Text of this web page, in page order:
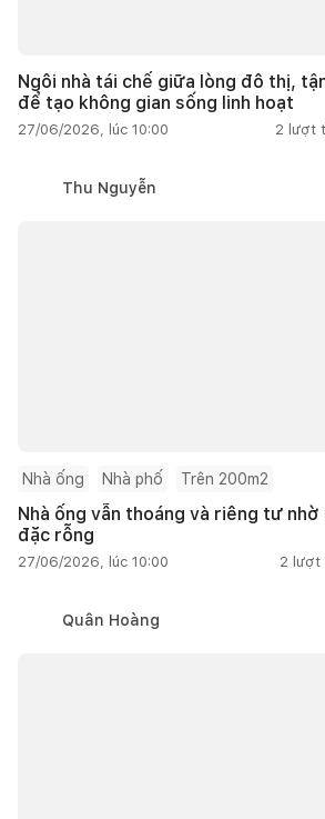
Ngôi nhà tái chế giữa lòng đô thị,
để tạo không gian sống linh hoạt
27/06/2026, lúc 10:00 2 lượt
Thu Nguyễn
Nhà ống Nhà phố Trên 200m2
Nhà ống vẫn thoáng và riêng tư
đặc rỗng
27/06/2026, lúc 10:00 2 lượt
Quân Hoàng